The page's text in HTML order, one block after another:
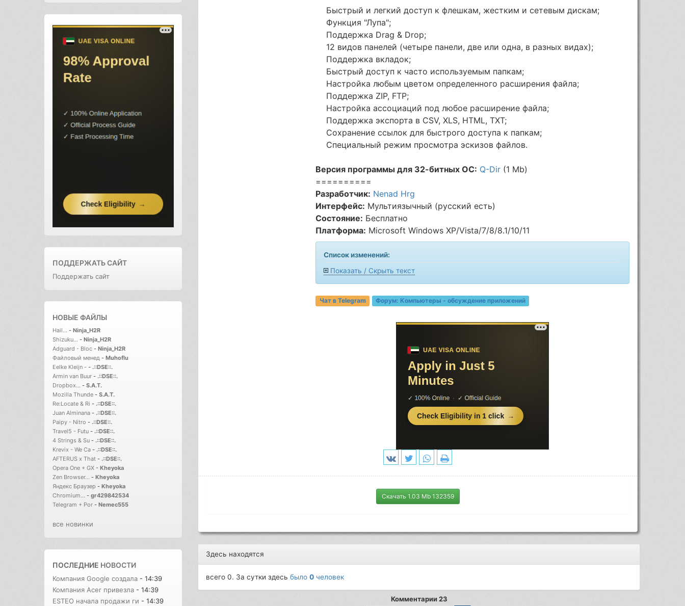
ПОДДЕРЖАТЬ САЙТ
Поддержать сайт
НОВЫЕ ФАЙЛЫ
Hail... - Ninja_H2R
Shizuku... - Ninja_H2R
Adguard - Bloc - Ninja_H2R
Файловый менед - Muhoflu
Eelke Kleijn - - .::DSE::.
Armin van Buur - .::DSE::.
Dropbox... - S.A.T.
Mozilla Thunde - S.A.T.
Re:Locate & Ri - .::DSE::.
Juan Alminana - .::DSE::.
Paipy - Nitro - .::DSE::.
Travel5 - Futu - .::DSE::.
4 Strings & Su - .::DSE::.
Krevix - We Ca - .::DSE::.
AFTERUS x That - .::DSE::.
Opera One + GX - Kheyoka
Zen Browser... - Kheyoka
Яндекс Браузер - Kheyoka
Chromium... - gr429842534
Telegram + Por - Nemec555
все новинки
ПОСЛЕДНИЕ НОВОСТИ
Компания Google создала - 14:39
Компания Acer привезла - 14:39
ESTEO начала продажи ги - 14:39
Быстрый и легкий доступ к флешкам, жестким и сетевым дискам;
Функция "Лупа";
Поддержка Drag & Drop;
12 видов панелей (четыре панели, две или одна, в разных видах);
Поддержка вкладок;
Быстрый доступ к часто используемым папкам;
Настройка любым цветом определенного расширения файла;
Поддержка ZIP, FTP;
Настройка ассоциаций под любое расширение файла;
Поддержка экспорта в CSV, XLS, HTML, TXT;
Сохранение ссылок для быстрого доступа к папкам;
Специальный режим просмотра эскизов файлов.
Версия программы для 32-битных ОС: Q-Dir (1 Mb)
==========
Разработчик: Nenad Hrg
Интерфейс: Мультиязычный (русский есть)
Состояние: Бесплатно
Платформа: Microsoft Windows XP/Vista/7/8/8.1/10/11
Список изменений:
Показать / Скрыть текст
Чат в Telegram Форум: Компьютеры - обсуждение приложений
Скачать 1.03 Mb 132359
Здесь находятся
всего 0. За сутки здесьбыло0 человек
Комментарии 23